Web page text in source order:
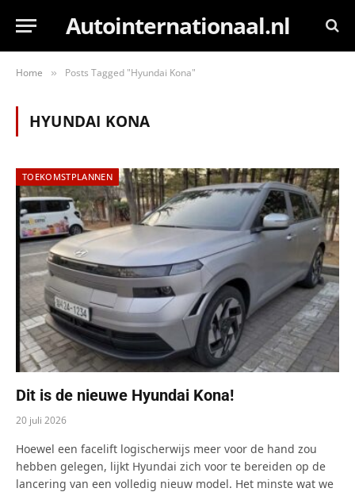
Autointernationaal.nl
Home » Posts Tagged "Hyundai Kona"
HYUNDAI KONA
TOEKOMSTPLANNEN
Dit is de nieuwe Hyundai Kona!
20 juli 2026
Hoewel een facelift logischerwijs meer voor de hand zou
hebben gelegen, lijkt Hyundai zich voor te bereiden op de
lancering van een volledig nieuw model. Het minste wat we